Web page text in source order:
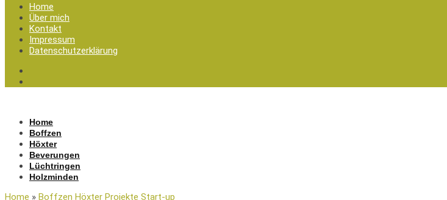
Home
Über mich
Kontakt
Impressum
Datenschutzerklärung
Home
Boffzen
Höxter
Beverungen
Lüchtringen
Holzminden
Home » Boffzen Höxter Projekte Start-up